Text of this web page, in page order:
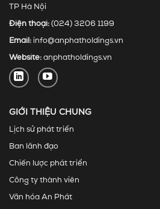
TP Hà Nội
Điện thoại: (024) 3206 1199
Email: info@anphatholdings.vn
Website: anphatholdings.vn
GIỚI THIỆU CHUNG
Lịch sử phát triển
Ban lãnh đạo
Chiến lược phát triển
Công ty thành viên
Văn hóa An Phát